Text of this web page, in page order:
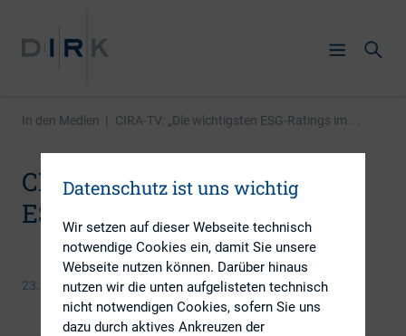
In den Medien | CIRA-TV: „Die wichtigsten ESG-Ratings im ...
CIRA-TV: „Die wichtigsten
ESG-Ratings im Vergleich“
23. Oktober 2020
Datenschutz ist uns wichtig
Wir setzen auf dieser Webseite technisch
notwendige Cookies ein, damit Sie unsere
Webseite nutzen können. Darüber hinaus
nutzen wir die unten aufgelisteten technisch
nicht notwendigen Cookies, sofern Sie uns
dazu durch aktives Ankreuzen der